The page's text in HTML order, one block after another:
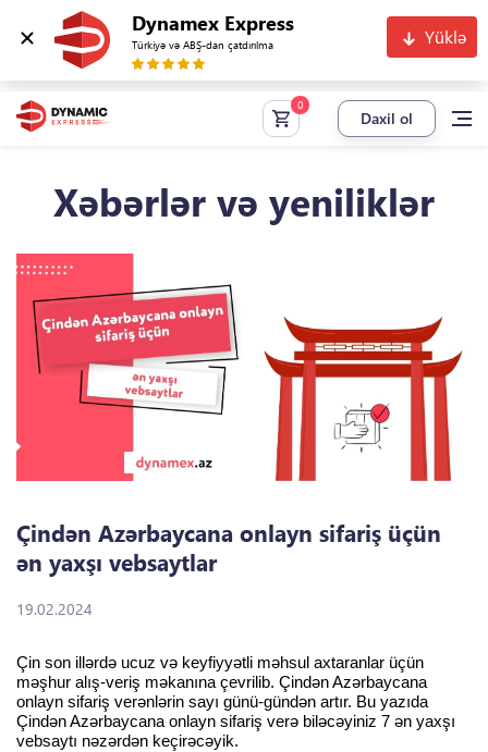
Dynamex Express
Türkiyə və ABŞ-dan çatdırılma Yüklə
Daxil ol
Xəbərlər və yeniliklər
Çindən Azərbaycana onlayn sifariş üçün
ən yaxşı vebsaytlar
19.02.2024
Çin son illərdə ucuz və keyfiyyətli məhsul axtaranlar üçün
məşhur alış-veriş məkanına çevrilib. Çindən Azərbaycana
onlayn sifariş verənlərin sayı günü-gündən artır. Bu yazıda
Çindən Azərbaycana onlayn sifariş verə biləcəyiniz 7 ən yaxşı
vebsaytı nəzərdən keçirəcəyik.